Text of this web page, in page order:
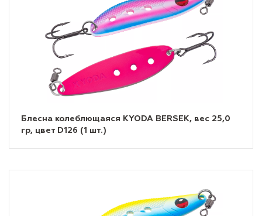
Блесна колеблющаяся KYODA BERSEK, вес 25,0
гр, цвет D126 (1 шт.)